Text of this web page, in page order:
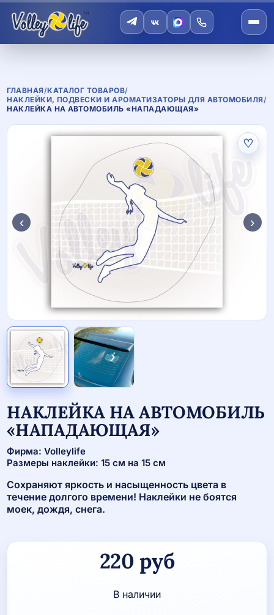
ГЛАВНАЯ/КАТАЛОГ ТОВАРОВ/
НАКЛЕЙКИ, ПОДВЕСКИ И АРОМАТИЗАТОРЫ ДЛЯ АВТОМОБИЛЯ/
НАКЛЕЙКА НА АВТОМОБИЛЬ «НАПАДАЮЩАЯ»
♡
‹ ›
НАКЛЕЙКА НА АВТОМОБИЛЬ
«НАПАДАЮЩАЯ»
Фирма: Volleylife
Размеры наклейки: 15 см на 15 см
Сохраняют яркость и насыщенность цвета в
течение долгого времени! Наклейки не боятся
моек, дождя, снега.
220руб
В наличии